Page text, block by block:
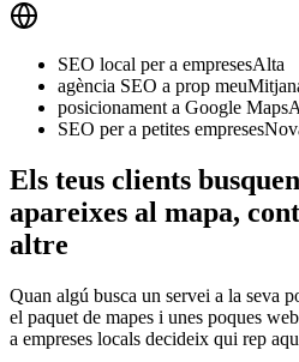
SEO local per a empresesAlta
agència SEO a prop meu
posicionament a Google Maps
SEO per a petites empreses
Els teus clients
apareixes al mapa,
altre
Quan algú busca un servei a la seva
el paquet de mapes i unes poques
a empreses locals decideix qui rep